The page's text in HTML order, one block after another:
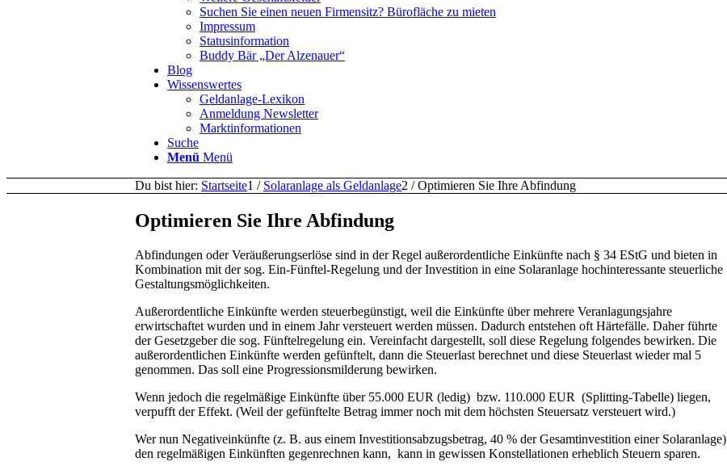
Suchen Sie einen neuen Firmensitz? Bürofläche zu mieten
Impressum
Statusinformation
Buddy Bär „Der Alzenauer“
Blog
Wissenswertes
Geldanlage-Lexikon
Anmeldung Newsletter
Marktinformationen
Suche
Menü Menü
Du bist hier: Startseite1 / Solaranlage als Geldanlage2 / Optimieren Sie Ihre Abfindung
Optimieren Sie Ihre Abfindung
Abfindungen oder Veräußerungserlöse sind in der Regel außerordentliche Einkünfte nach § 34 EStG und bieten in
Kombination mit der sog. Ein-Fünftel-Regelung und der Investition in eine Solaranlage hochinteressante steuerliche
Gestaltungsmöglichkeiten.
Außerordentliche Einkünfte werden steuerbegünstigt, weil die Einkünfte über mehrere Veranlagungsjahre
erwirtschaftet wurden und in einem Jahr versteuert werden müssen. Dadurch entstehen oft Härtefälle. Daher führte
der Gesetzgeber die sog. Fünftelregelung ein. Vereinfacht dargestellt, soll diese Regelung folgendes bewirken. Die
außerordentlichen Einkünfte werden gefünftelt, dann die Steuerlast berechnet und diese Steuerlast wieder mal 5
genommen. Das soll eine Progressionsmilderung bewirken.
Wenn jedoch die regelmäßige Einkünfte über 55.000 EUR (ledig) bzw. 110.000 EUR (Splitting-Tabelle) liegen,
verpufft der Effekt. (Weil der gefünftelte Betrag immer noch mit dem höchsten Steuersatz versteuert wird.)
Wer nun Negativeinkünfte (z. B. aus einem Investitionsabzugsbetrag, 40 % der Gesamtinvestition einer Solaranlage)
den regelmäßigen Einkünften gegenrechnen kann, kann in gewissen Konstellationen erheblich Steuern sparen.